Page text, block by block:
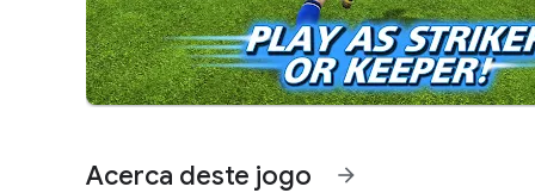
Acerca deste jogo arrow_forward